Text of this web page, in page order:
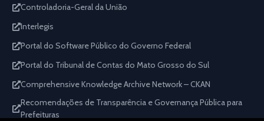
Controladoria-Geral da União
Interlegis
Portal do Software Público do Governo Federal
Portal do Tribunal de Contas do Mato Grosso do Sul
Comprehensive Knowledge Archive Network – CKAN
Recomendações de Transparência e Governança Pública para
Prefeituras